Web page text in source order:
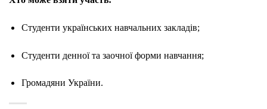
Студенти українських навчальних закладів;
Студенти денної та заочної форми навчання;
Громадяни України.